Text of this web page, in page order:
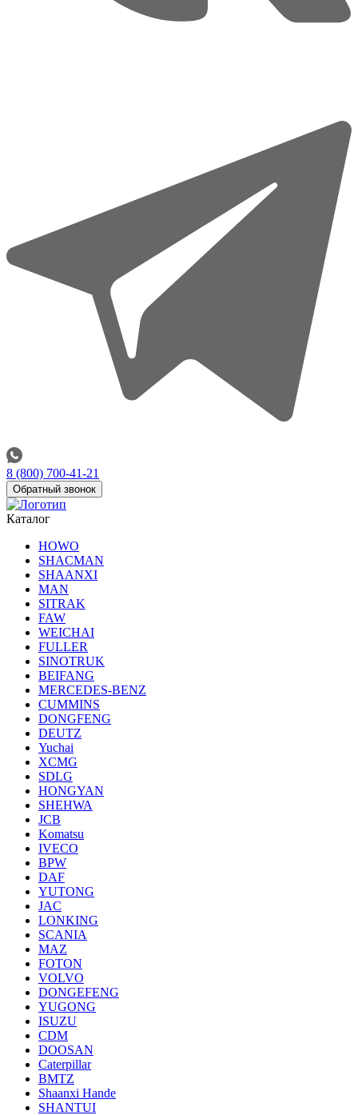
8 (800) 700-41-21
Обратный звонок
Каталог
HOWO
SHACMAN
SHAANXI
MAN
SITRAK
FAW
WEICHAI
FULLER
SINOTRUK
BEIFANG
MERCEDES-BENZ
CUMMINS
DONGFENG
DEUTZ
Yuchai
XCMG
SDLG
HONGYAN
SHEHWA
JCB
Komatsu
IVECO
BPW
DAF
YUTONG
JAC
LONKING
SCANIA
MAZ
FOTON
VOLVO
DONGEFENG
YUGONG
ISUZU
CDM
DOOSAN
Caterpillar
BMTZ
Shaanxi Hande
SHANTUI